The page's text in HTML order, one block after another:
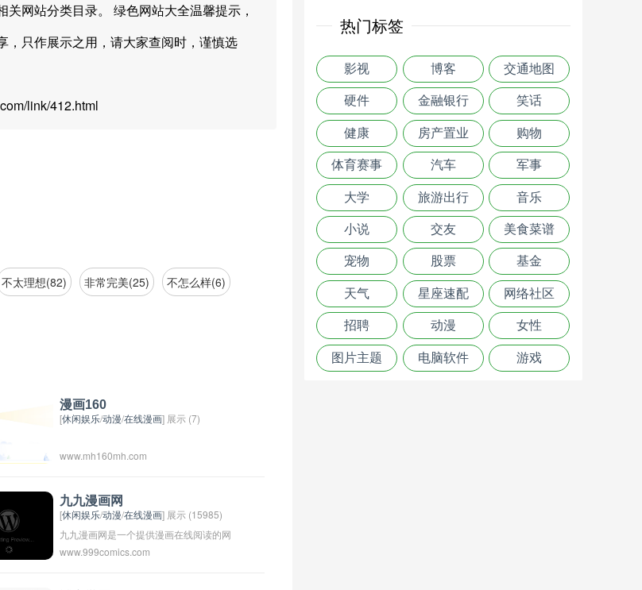
网站分类目录。 绿色网站大全温馨提示，
，只作展示之用，请大家查阅时，谨慎选
link/412.html
不太理想(82) 非常完美(25) 不怎么样(6)
漫画160
[休闲娱乐/动漫/在线漫画] 展示 (7)
www.mh160mh.com
九九漫画网
[休闲娱乐/动漫/在线漫画] 展示 (15985)
九九漫画网是一个提供漫画在线阅读的网
站。用户可以在这个网站上阅读各种类型
www.999comics.com
热门标签
影视 博客 交通地图
硬件 金融银行 笑话
健康 房产置业 购物
体育赛事 汽车 军事
大学 旅游出行 音乐
小说 交友 美食菜谱
宠物 股票 基金
天气 星座速配 网络社区
招聘 动漫 女性
图片主题 电脑软件 游戏